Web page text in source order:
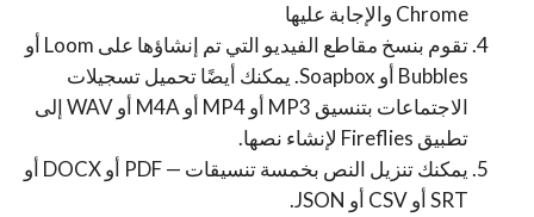
Chrome والإجابة عليها
تقوم بنسخ مقاطع الفيديو التي تم إنشاؤها على Loom أو
Bubbles أو Soapbox. يمكنك أيضًا تحميل تسجيلات
الاجتماعات بتنسيق MP3 أو MP4 أو M4A أو WAV إلى
تطبيق Fireflies لإنشاء نصها.
يمكنك تنزيل النص بخمسة تنسيقات — PDF أو DOCX أو
SRT أو CSV أو JSON.